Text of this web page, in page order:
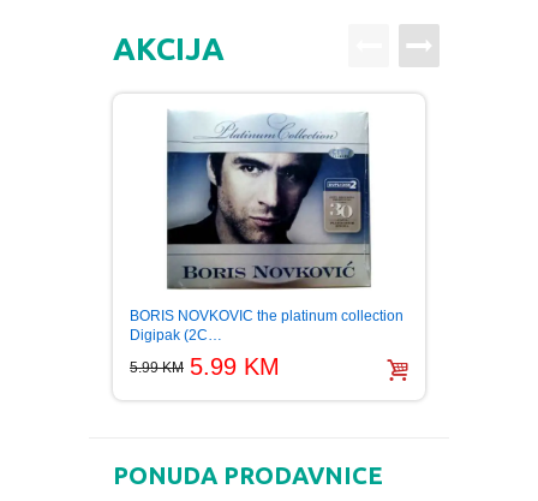
TRILERI
UMETNOST
AKCIJA
BORIS NOVKOVIC the platinum collection
Digipak (2C…
5.99 KM 5.99 KM
PONUDA PRODAVNICE